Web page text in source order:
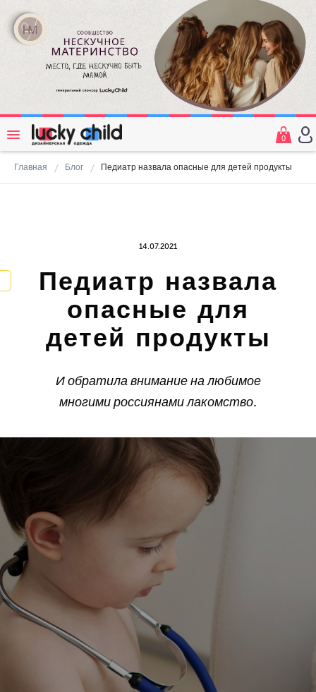
0
Главная Блог Педиатр назвала опасные для детей продукты
14.07.2021
Педиатр назвала
опасные для
детей продукты
И обратила внимание на любимое
многими россиянами лакомство.